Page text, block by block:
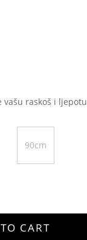
vašu raskoš i ljepotu
90cm
CART